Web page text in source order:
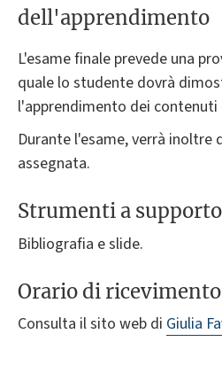
dell'apprendimento
L'esame finale prevede una
quale lo studente dovrà
l'apprendimento dei contenuti
Durante l'esame, verrà inoltre
assegnata.
Strumenti a
Bibliografia e slide.
Orario di ricevimento
Consulta il sito web di Giulia